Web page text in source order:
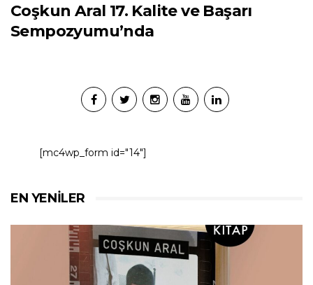
Coşkun Aral 17. Kalite ve Başarı
Sempozyumu’nda
[mc4wp_form id="14"]
EN YENILER